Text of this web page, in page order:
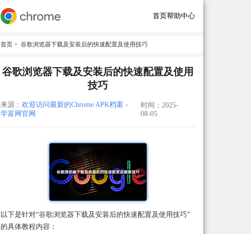
首页帮助中心
首页 > 谷歌浏览器下载及安装后的快速配置及使用技巧
谷歌浏览器下载及安装后的快速配置及使用
技巧
来源： 欢迎访问最新的Chrome APK档案 -
学富网官网
时间：2025-
08-05
以下是针对“谷歌浏览器下载及安装后的快速配置及使用技巧”
的具体教程内容：